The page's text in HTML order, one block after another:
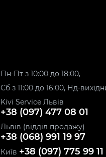
Пн-Пт з 10:00 до 18:00,
Сб з 11:00 до 16:00, Нд-
Kivi Service Львів
+38 (097) 477 08 01
Львів (відділ продажу)
+38 (068) 991 19 97
Київ +38 (097) 775 99 11